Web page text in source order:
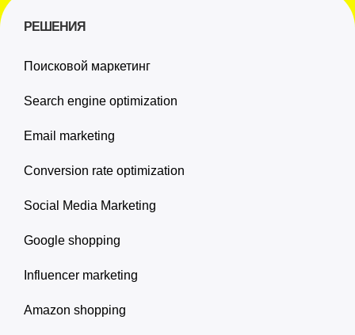
РЕШЕНИЯ
Поисковой маркетинг
Search engine optimization
Email marketing
Conversion rate optimization
Social Media Marketing
Google shopping
Influencer marketing
Amazon shopping